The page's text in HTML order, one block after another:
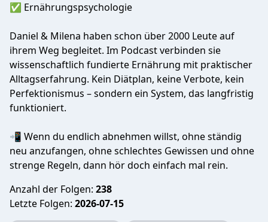
✅ Ernährungspsychologie
Daniel & Milena haben schon über 2000 Leute auf
ihrem Weg begleitet. Im Podcast verbinden sie
wissenschaftlich fundierte Ernährung mit praktischer
Alltagserfahrung. Kein Diätplan, keine Verbote, kein
Perfektionismus – sondern ein System, das langfristig
funktioniert.
📲 Wenn du endlich abnehmen willst, ohne ständig
neu anzufangen, ohne schlechtes Gewissen und ohne
strenge Regeln, dann hör doch einfach mal rein.
Anzahl der Folgen: 238
Letzte Folgen: 2026-07-15